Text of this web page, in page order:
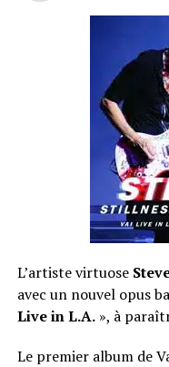
L’artiste virtuose
avec un nouvel opus
Live in L.A.», à
Le premier album de